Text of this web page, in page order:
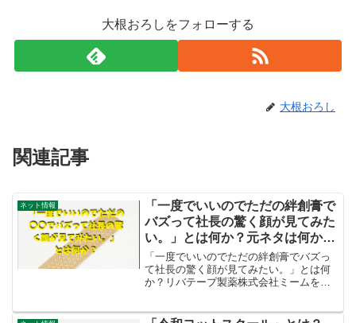
大根おろしをフォローする
大根おろし
関連記事
ネット情報
「一度でいいのでただの絆創膏で
バズって社長の驚く顔が見てみた
い。」とは何か？元ネタは何か？
リバテープ製薬株式会社ミームを
調べる
「一度でいいのでただの絆創膏でバズっ
て社長の驚く顔が見てみたい。」とは何
か？リバテープ製薬株式会社ミームを調
pic.twitter.com/MIMnBHd5V7— ブル...